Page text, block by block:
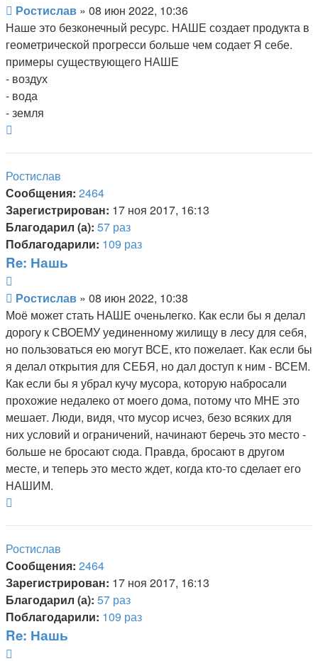
Сообщение
Ростислав » 08 июн 2022, 10:36
Наше это безконечный ресурс. НАШЕ создает продукта в
геометрической прогресси больше чем содает Я себе.
примеры существующего НАШЕ
- воздух
- вода
- земля
Ростислав
Сообщения: 2464
Зарегистрирован: 17 ноя 2017, 16:13
Благодарил (а): 57 раз
Поблагодарили: 109 раз
Re: Нашь
Сообщение
Ростислав » 08 июн 2022, 10:38
Моё может стать НАШЕ оченьлегко. Как если бы я делал
дорогу к СВОЕМУ уединенному жилищу в лесу для себя,
но пользоваться ею могут ВСЕ, кто пожелает. Как если бы
я делал открытия для СЕБЯ, но дал доступ к ним - ВСЕМ.
Как если бы я убрал кучу мусора, которую набросали
прохожие недалеко от моего дома, потому что МНЕ это
мешает. Люди, видя, что мусор исчез, безо всяких для
них условий и ограничений, начинают беречь это место -
больше не бросают сюда. Правда, бросают в другом
месте, и теперь это место ждет, когда кто-то сделает его
НАШИМ.
Ростислав
Сообщения: 2464
Зарегистрирован: 17 ноя 2017, 16:13
Благодарил (а): 57 раз
Поблагодарили: 109 раз
Re: Нашь